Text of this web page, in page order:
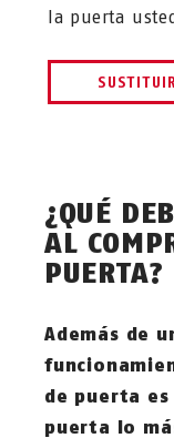
la puerta
¿QUÉ
AL
PUERTA?
Además de
de puerta
puerta lo